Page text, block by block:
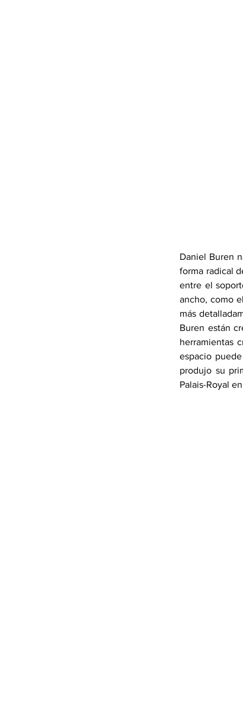
Daniel Buren
forma radical
entre el
ancho, como
más
Buren están
herramientas
espacio
produjo su
Palais-Royal